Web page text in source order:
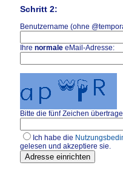
Schritt 2:
Benutzername (ohne
Ihre normale eMail-Adresse:
Bitte die fünf Zeichen
Ich habe die
gelesen und akzeptiere sie.